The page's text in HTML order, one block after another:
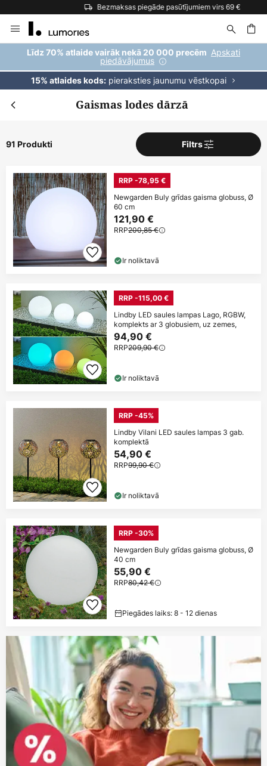
Bezmaksas piegāde pasūtījumiem virs 69 €
to
Content
Līdz 70% atlaide vairāk nekā 20 000 precēm Apskati
piedāvājumus
15% atlaides kods:pieraksties jaunumu vēstkopai
Gaismas lodes dārzā
91 Produkti Filtrs
RRP -78,95 €
Newgarden Buly grīdas gaisma globuss, Ø
60 cm
121,90 €
RRP200,85 €
Ir noliktavā
RRP -115,00 €
Lindby LED saules lampas Lago, RGBW,
komplekts ar 3 globusiem, uz zemes,
94,90 €
RRP209,90 €
Ir noliktavā
RRP -45%
Lindby Vilani LED saules lampas 3 gab.
komplektā
54,90 €
RRP99,90 €
Ir noliktavā
RRP -30%
Newgarden Buly grīdas gaisma globuss, Ø
40 cm
55,90 €
RRP80,42 €
Piegādes laiks: 8 - 12 dienas